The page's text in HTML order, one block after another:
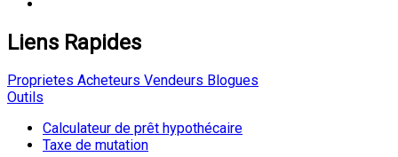
Liens Rapides
Proprietes Acheteurs Vendeurs Blogues
Outils
Calculateur de prêt hypothécaire
Taxe de mutation